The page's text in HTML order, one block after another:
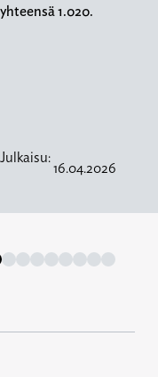
yhteensä 1.020.
Julkaisu:
16.04.2026